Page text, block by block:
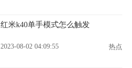
红米k40单手模式怎么触发
2023-08-02 04:09:55 热点